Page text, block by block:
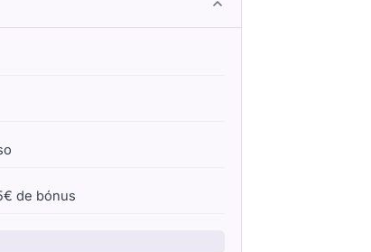
de bónus